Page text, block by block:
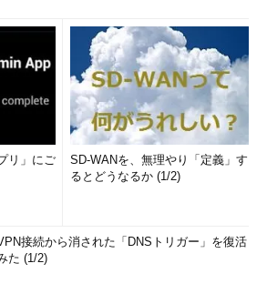
リ」にご
SD-WANを、無理やり「定義」す
るとどうなるか (1/2)
接続から消された「DNSトリガー」を復活
た (1/2)